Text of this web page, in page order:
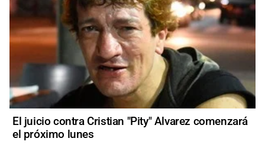
El juicio contra Cristian "Pity" Alvarez comenzará
el próximo lunes